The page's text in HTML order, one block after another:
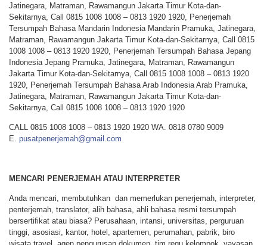
Jatinegara, Matraman, Rawamangun Jakarta Timur Kota-dan-
Sekitarnya, Call 0815 1008 1008 – 0813 1920 1920, Penerjemah
Tersumpah Bahasa Mandarin Indonesia Mandarin Pramuka, Jatinegara,
Matraman, Rawamangun Jakarta Timur Kota-dan-Sekitarnya, Call 0815
1008 1008 – 0813 1920 1920, Penerjemah Tersumpah Bahasa Jepang
Indonesia Jepang Pramuka, Jatinegara, Matraman, Rawamangun
Jakarta Timur Kota-dan-Sekitarnya, Call 0815 1008 1008 – 0813 1920
1920, Penerjemah Tersumpah Bahasa Arab Indonesia Arab Pramuka,
Jatinegara, Matraman, Rawamangun Jakarta Timur Kota-dan-
Sekitarnya, Call 0815 1008 1008 – 0813 1920 1920
CALL 0815 1008 1008 – 0813 1920 1920 WA. 0818 0780 9009
E. pusatpenerjemah@gmail.com
MENCARI PENERJEMAH ATAU INTERPRETER
Anda mencari, membutuhkan dan memerlukan penerjemah, interpreter,
penterjemah, translator, alih bahasa, ahli bahasa resmi tersumpah
bersertifikat atau biasa? Perusahaan, intansi, universitas, perguruan
tinggi, asosiasi, kantor, hotel, apartemen, perumahan, pabrik, biro